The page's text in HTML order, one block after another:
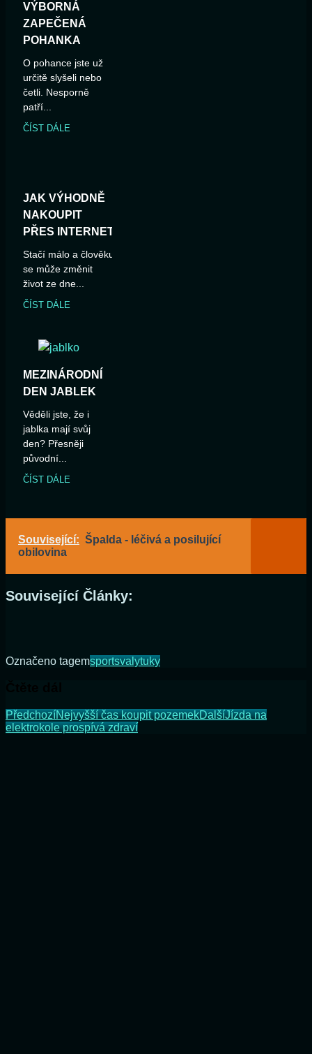
VÝBORNÁ
ZAPEČENÁ
POHANKA
O pohance jste už
určitě slyšeli nebo
četli. Nesporně
patří...
ČÍST DÁLE
JAK VÝHODNĚ
NAKOUPIT
PŘES INTERNET
Stačí málo a člověku
se může změnit
život ze dne...
ČÍST DÁLE
MEZINÁRODNÍ
DEN JABLEK
Věděli jste, že i
jablka mají svůj
den? Přesněji
původní...
ČÍST DÁLE
Související: Špalda - léčivá a posilující
obilovina
Související Články:
Označeno tagemsportsvalytuky
PředchozíNejvyšší čas koupit pozemekDalšíJízda na
elektrokole prospívá zdraví